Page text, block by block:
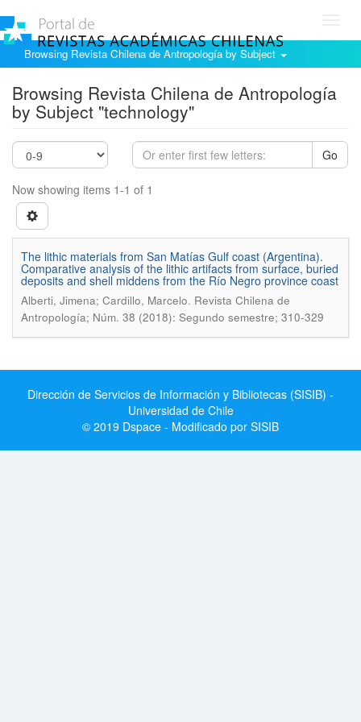
Browsing Revista Chilena de Antropología by Subject
Browsing Revista Chilena de Antropología
by Subject "technology"
Go
Now showing items 1-1 of 1
The lithic materials from San Matías Gulf coast (Argentina).
Comparative analysis of the lithic artifacts from surface, buried
deposits and shell middens from the Río Negro province coast
Alberti, Jimena; Cardillo, Marcelo. Revista Chilena de
Antropología; Núm. 38 (2018): Segundo semestre; 310-329
Dirección de Servicios de Información y Bibliotecas (SISIB) -
Universidad de Chile
© 2019 Dspace - Modificado por SISIB